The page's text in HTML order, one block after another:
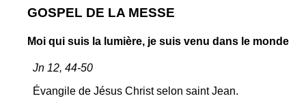
GOSPEL DE LA MESSE
Moi qui suis la lumière, je suis venu dans le monde
Jn 12, 44-50
Évangile de Jésus Christ selon saint Jean.